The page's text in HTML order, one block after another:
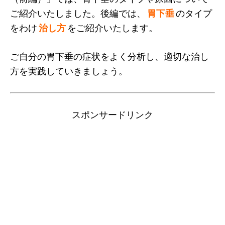
ご紹介いたしました。後編では、 胃下垂のタイプ
をわけ治し方 をご紹介いたします。
ご自分の胃下垂の症状をよく分析し、適切な治し
方を実践していきましょう。
スポンサードリンク